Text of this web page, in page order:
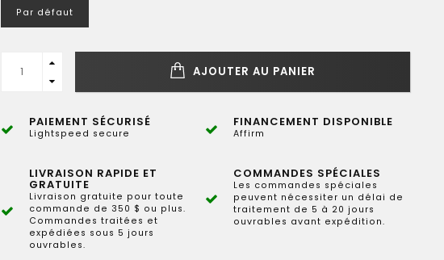
Par défaut
AJOUTER AU PANIER
PAIEMENT SÉCURISÉ
Lightspeed secure
FINANCEMENT DISPONIBLE
Affirm
LIVRAISON RAPIDE ET
GRATUITE
Livraison gratuite pour toute
commande de 350 $ ou plus.
Commandes traitées et
expédiées sous 5 jours
ouvrables.
COMMANDES SPÉCIALES
Les commandes spéciales
peuvent nécessiter un délai de
traitement de 5 à 20 jours
ouvrables avant expédition.